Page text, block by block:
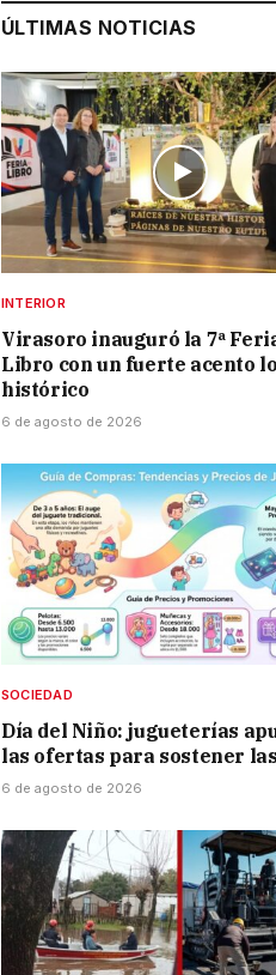
ÚLTIMAS NOTICIAS
INTERIOR
Virasoro inauguró la 7ª
Libro con un fuerte acento
histórico
6 de agosto de 2026
SOCIEDAD
Día del Niño: jugueterías
las ofertas para sostener
6 de agosto de 2026